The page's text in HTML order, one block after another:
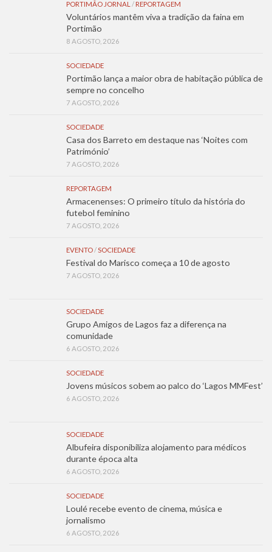
PORTIMÃO JORNAL / REPORTAGEM
Voluntários mantêm viva a tradição da faina em
Portimão
8 AGOSTO, 2026
SOCIEDADE
Portimão lança a maior obra de habitação pública de
sempre no concelho
7 AGOSTO, 2026
SOCIEDADE
Casa dos Barreto em destaque nas ‘Noites com
Património’
7 AGOSTO, 2026
REPORTAGEM
Armacenenses: O primeiro título da história do
futebol feminino
7 AGOSTO, 2026
EVENTO / SOCIEDADE
Festival do Marisco começa a 10 de agosto
7 AGOSTO, 2026
SOCIEDADE
Grupo Amigos de Lagos faz a diferença na
comunidade
6 AGOSTO, 2026
SOCIEDADE
Jovens músicos sobem ao palco do ‘Lagos MMFest’
6 AGOSTO, 2026
SOCIEDADE
Albufeira disponibiliza alojamento para médicos
durante época alta
6 AGOSTO, 2026
SOCIEDADE
Loulé recebe evento de cinema, música e
jornalismo
6 AGOSTO, 2026